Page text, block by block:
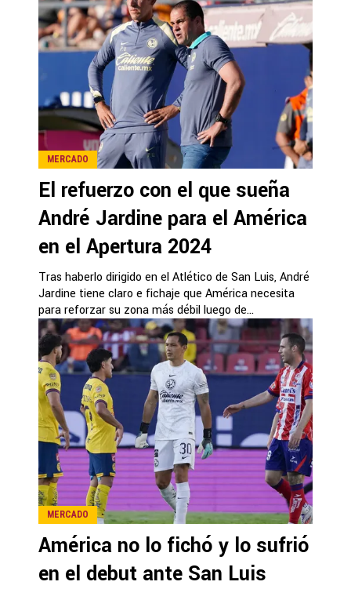
MERCADO
El refuerzo con el que sueña
André Jardine para el América
en el Apertura 2024
Tras haberlo dirigido en el Atlético de San Luis, André
Jardine tiene claro e fichaje que América necesita
para reforzar su zona más débil luego de...
MERCADO
América no lo fichó y lo sufrió
en el debut ante San Luis